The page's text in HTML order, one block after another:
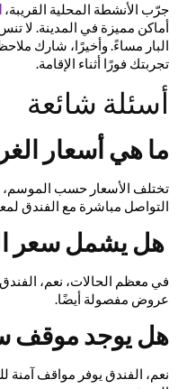
جرّب الأنشطة المحلية القريبة،
أماكن مميزة في المدينة. لا
البار مساءً. وأخيرًا، شارك
تجربتك فورًا أثناء الإقامة.
أسئلة شائعة
ما هي أسعار
تختلف الأسعار حسب الموسم،
التواصل مباشرة مع الفندق
هل يشمل سعر
في معظم الحالات، نعم، الفندق
عروض مفصولة أيضًا.
هل يوجد موقف
نعم، الفندق يوفر مواقف آمنة